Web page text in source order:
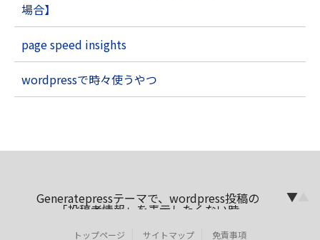
場合】
page speed insights
wordpressで時々使うやつ
▼
Generatepressテーマで、wordpress投稿の
「投稿者情報」を表示したくない時
カスタムテンプレートの使い方
トップページ サイトマップ 免責事項